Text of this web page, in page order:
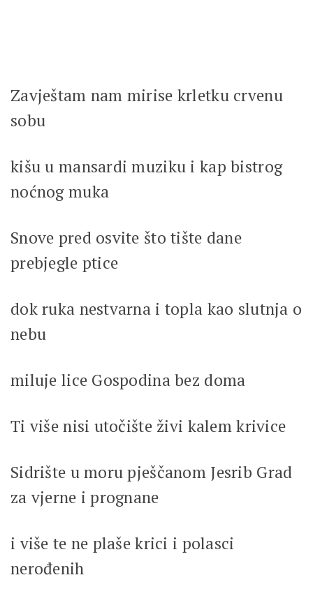
Zavještam nam mirise krletku crvenu
sobu
kišu u mansardi muziku i kap bistrog
noćnog muka
Snove pred osvite što tište dane
prebjegle ptice
dok ruka nestvarna i topla kao slutnja o
nebu
miluje lice Gospodina bez doma
Ti više nisi utočište živi kalem krivice
Sidrište u moru pješčanom Jesrib Grad
za vjerne i prognane
i više te ne plaše krici i polasci
nerođenih